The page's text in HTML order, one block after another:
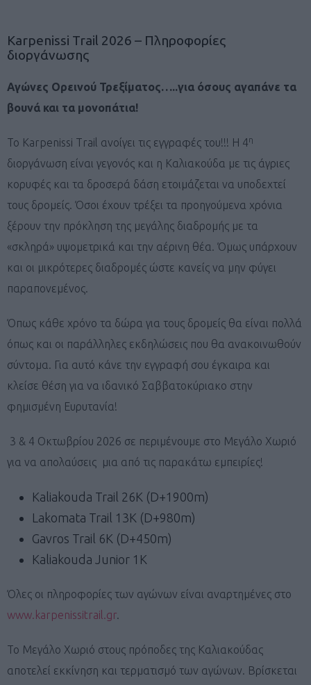
Karpenissi Trail 2026 – Πληροφορίες
διοργάνωσης
Αγώνες Ορεινού Τρεξίματος…..για όσους αγαπάνε τα
βουνά και τα μονοπάτια!
Το Karpenissi Trail ανοίγει τις εγγραφές του!!! Η 4η
διοργάνωση είναι γεγονός και η Καλιακούδα με τις άγριες
κορυφές και τα δροσερά δάση ετοιμάζεται να υποδεχτεί
τους δρομείς. Όσοι έχουν τρέξει τα προηγούμενα χρόνια
ξέρουν την πρόκληση της μεγάλης διαδρομής με τα
«σκληρά» υψομετρικά και την αέρινη θέα. Όμως υπάρχουν
και οι μικρότερες διαδρομές ώστε κανείς να μην φύγει
παραπονεμένος.
Όπως κάθε χρόνο τα δώρα για τους δρομείς θα είναι πολλά
όπως και οι παράλληλες εκδηλώσεις που θα ανακοινωθούν
σύντομα. Για αυτό κάνε την εγγραφή σου έγκαιρα και
κλείσε θέση για να ιδανικό Σαββατοκύριακο στην
φημισμένη Ευρυτανία!
3 & 4 Οκτωβρίου 2026 σε περιμένουμε στο Μεγάλο Χωριό
για να απολαύσεις μια από τις παρακάτω εμπειρίες!
Kaliakouda Trail 26K (D+1900m)
Lakomata Trail 13K (D+980m)
Gavros Trail 6K (D+450m)
Kaliakouda Junior 1K
Όλες οι πληροφορίες των αγώνων είναι αναρτημένες στο
www.karpenissitrail.gr.
Το Μεγάλο Χωριό στους πρόποδες της Καλιακούδας
αποτελεί εκκίνηση και τερματισμό των αγώνων. Βρίσκεται